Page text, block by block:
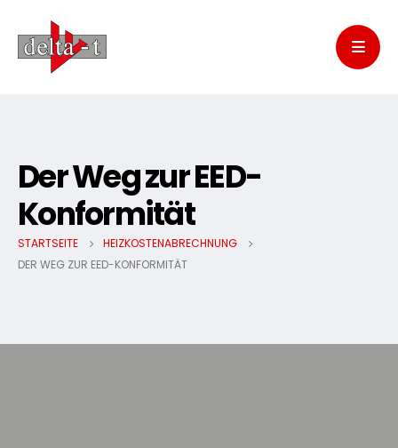
Der Weg zur EED-
Konformität
STARTSEITE
HEIZKOSTENABRECHNUNG
DER WEG ZUR EED-KONFORMITÄT